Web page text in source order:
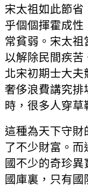
宋太祖如此節省
乎個個揮霍成性
常貧弱。宋太祖
以解除民間疾苦
北宋初期士大夫
奢侈浪費講究排
時，很多人穿草
這種為天下守財
了不少財富。而
國不少的奇珍
國庫裏，只有